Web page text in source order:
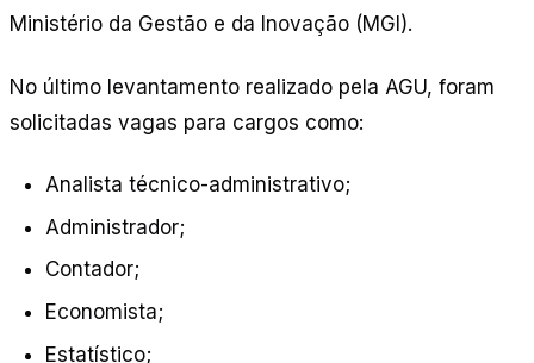
Ministério da Gestão e da Inovação (MGI).
No último levantamento realizado pela AGU, foram
solicitadas vagas para cargos como:
Analista técnico-administrativo;
Administrador;
Contador;
Economista;
Estatístico;